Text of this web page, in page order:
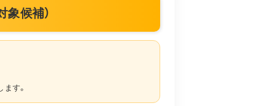
候補）
す。